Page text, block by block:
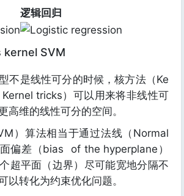
逻辑回归
kernel SVM
不是线性可分的时候，核方法（Ke
tricks）可以用来将非线性可
高维的线性可分的空间。
）算法相当于通过法线（Normal
偏差（bias of the hyperplane）
超平面（边界）尽可能宽地分隔不
以转化为约束优化问题。